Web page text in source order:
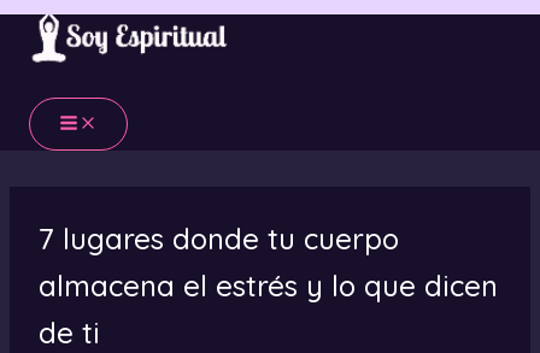
Ir
contenido
7 lugares donde tu cuerpo
almacena el estrés y lo que dicen
de ti